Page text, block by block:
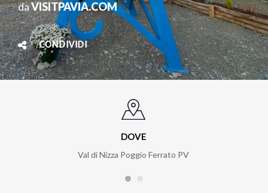
daVISITPAVIA.COM
CONDIVIDI
DOVE
Val di Nizza Poggio Ferrato PV